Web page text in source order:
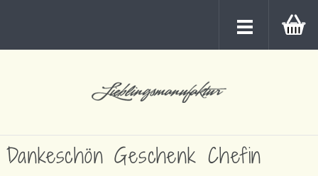
Dankeschön Geschenk Chefin